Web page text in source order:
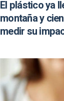
El plástico ya
montaña y
medir su